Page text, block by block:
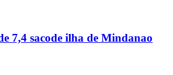
7,4 sacode ilha de Mindanao